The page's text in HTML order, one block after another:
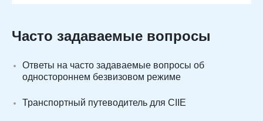
Часто задаваемые вопросы
Ответы на часто задаваемые вопросы об
одностороннем безвизовом режиме
Транспортный путеводитель для CIIE